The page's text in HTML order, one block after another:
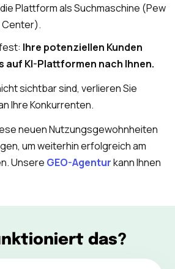
die Plattform als Suchmaschine (Pew
Center).
Ihre potenziellen Kunden
auf KI-Plattformen nach Ihnen.
sichtbar sind, verlieren Sie
Ihre Konkurrenten.
neuen Nutzungsgewohnheiten
um weiterhin erfolgreich am
Unsere GEO-Agenturkann Ihnen
das?